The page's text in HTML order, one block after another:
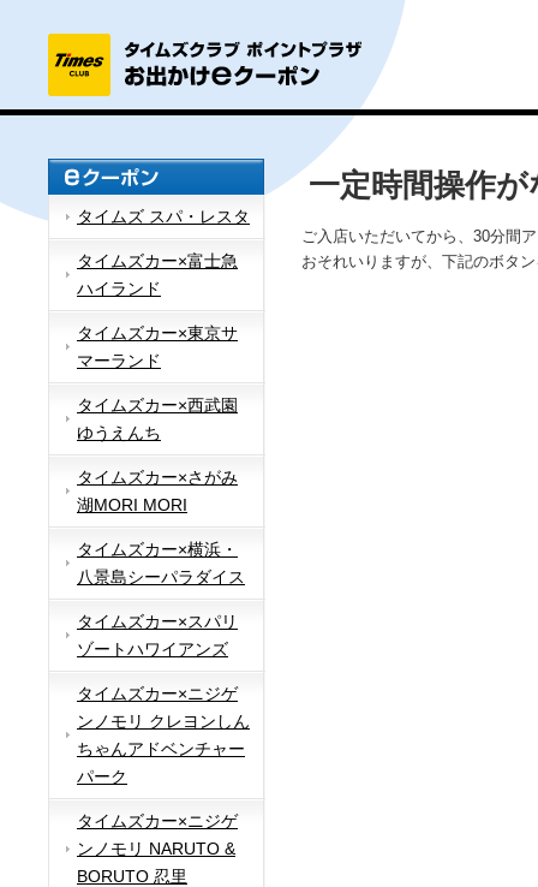
タイムズ スパ・レスタ
タイムズカー×富士急
ハイランド
タイムズカー×東京サ
マーランド
タイムズカー×西武園
ゆうえんち
タイムズカー×さがみ
湖MORI MORI
タイムズカー×横浜・
八景島シーパラダイス
タイムズカー×スパリ
ゾートハワイアンズ
タイムズカー×ニジゲ
ンノモリ クレヨンしん
ちゃんアドベンチャー
パーク
タイムズカー×ニジゲ
ンノモリ NARUTO &
BORUTO 忍里
一定時間操作
ご入店いただいてから、30分間
おそれいりますが、下記のボタ